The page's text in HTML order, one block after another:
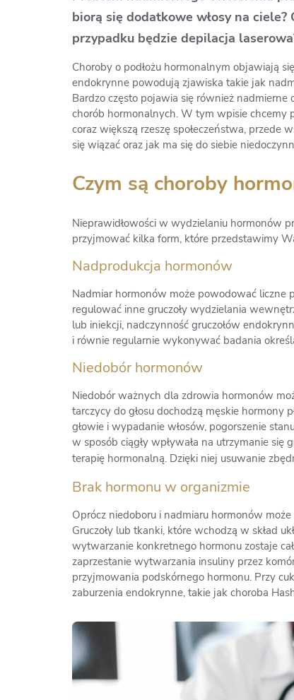
biorą się dodatkowe włosy na
przypadku będzie depilacja
Choroby o podłożu hormonalnym objawiają
endokrynne powodują zjawiska takie jak
Bardzo często pojawia się również
chorób hormonalnych. W tym wpisie chcemy
coraz większą rzeszę społeczeństwa, przede
się wiązać oraz jak ma się do siebie
Czym są choroby
Nieprawidłowości w wydzielaniu hormonów
przyjmować kilka form, które przedstawimy
Nadprodukcja hormonów
Nadmiar hormonów może powodować liczne
regulować inne gruczoły wydzielania
lub iniekcji, nadczynność gruczołów
i równie regularnie wykonywać badania
Niedobór hormonów
Niedobór ważnych dla zdrowia hormonów
tarczycy do głosu dochodzą męskie hormony
głowie i wypadanie włosów, pogorszenie
w sposób ciągły wpływała na utrzymanie
terapię hormonalną. Dzięki niej usuwanie
Brak hormonu w organizmie
Oprócz niedoboru i nadmiaru hormonów
Gruczoły lub tkanki, które wchodzą w skład
wytwarzanie konkretnego hormonu zostaje
zaprzestanie wytwarzania insuliny przez
przyjmowania podskórnego hormonu. Przy
zaburzenia endokrynne, takie jak choroba